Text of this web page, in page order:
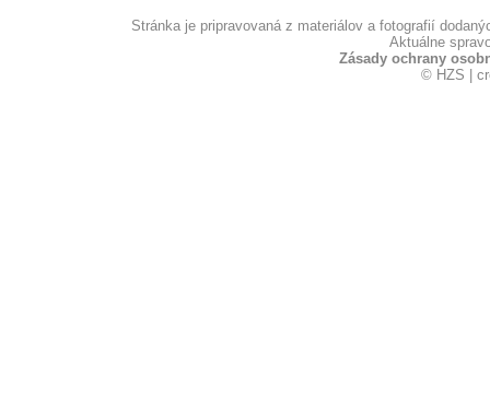
Stránka je pripravovaná z materiálov a fotografií
Aktuálne
Zásady ochrany
© HZS |